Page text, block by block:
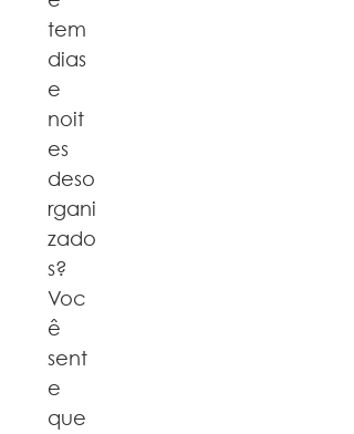
tem
dias
e
noit
es
deso
rgani
zado
s?
Voc
ê
sent
e
que